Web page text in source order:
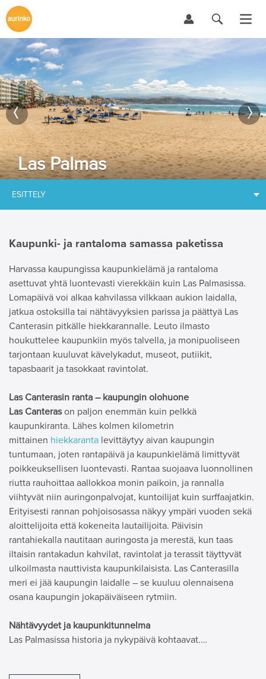
Las Palmas
ESITTELY
Kaupunki- ja rantaloma samassa paketissa
Harvassa kaupungissa kaupunkielämä ja rantaloma
asettuvat yhtä luontevasti vierekkäin kuin Las Palmasissa.
Lomapäivä voi alkaa kahvilassa vilkkaan aukion laidalla,
jatkua ostoksilla tai nähtävyyksien parissa ja päättyä Las
Canterasin pitkälle hiekkarannalle. Leuto ilmasto
houkuttelee kaupunkiin myös talvella, ja monipuoliseen
tarjontaan kuuluvat kävelykadut, museot, putiikit,
tapasbaarit ja tasokkaat ravintolat.
Las Canterasin ranta – kaupungin olohuone
Las Canterason paljon enemmän kuin pelkkä
kaupunkiranta. Lähes kolmen kilometrin
mittainen hiekkaranta levittäytyy aivan kaupungin
tuntumaan, joten rantapäivä ja kaupunkielämä limittyvät
poikkeuksellisen luontevasti. Rantaa suojaava luonnollinen
riutta rauhoittaa aallokkoa monin paikoin, ja rannalla
viihtyvät niin auringonpalvojat, kuntoilijat kuin surffaajatkin.
Erityisesti rannan pohjoisosassa näkyy ympäri vuoden sekä
aloittelijoita että kokeneita lautailijoita. Päivisin
rantahiekalla nautitaan auringosta ja merestä, kun taas
iltaisin rantakadun kahvilat, ravintolat ja terassit täyttyvät
ulkoilmasta nauttivista kaupunkilaisista. Las Canterasilla
meri ei jää kaupungin laidalle – se kuuluu olennaisena
osana kaupungin jokapäiväiseen rytmiin.
Nähtävyydet ja kaupunkitunnelma
Las Palmasissa historia ja nykypäivä kohtaavat.…